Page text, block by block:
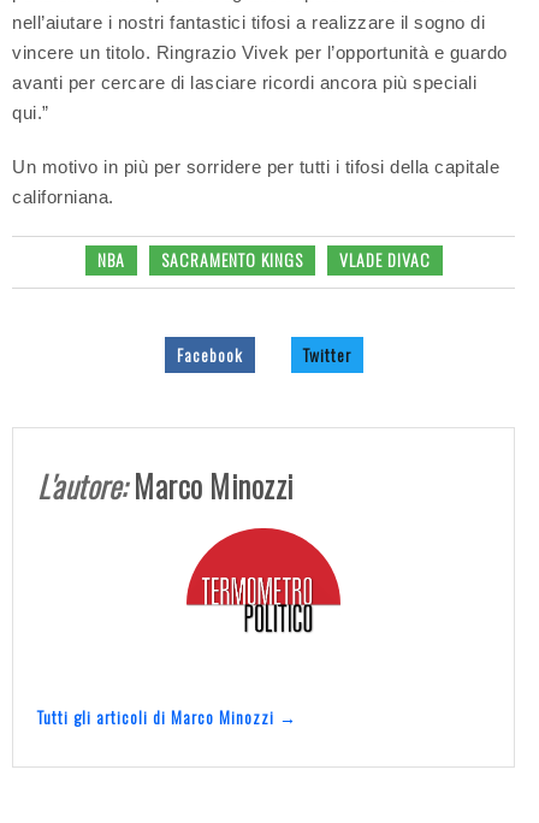
nell’aiutare i nostri fantastici tifosi a realizzare il sogno di
vincere un titolo. Ringrazio Vivek per l’opportunità e guardo
avanti per cercare di lasciare ricordi ancora più speciali
qui.”
Un motivo in più per sorridere per tutti i tifosi della capitale
californiana.
NBA SACRAMENTO KINGS VLADE DIVAC
Facebook Twitter
L'autore:Marco Minozzi
Tutti gli articoli di Marco Minozzi →